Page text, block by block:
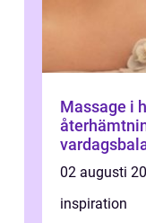
Massage i
02 augusti
inspiration